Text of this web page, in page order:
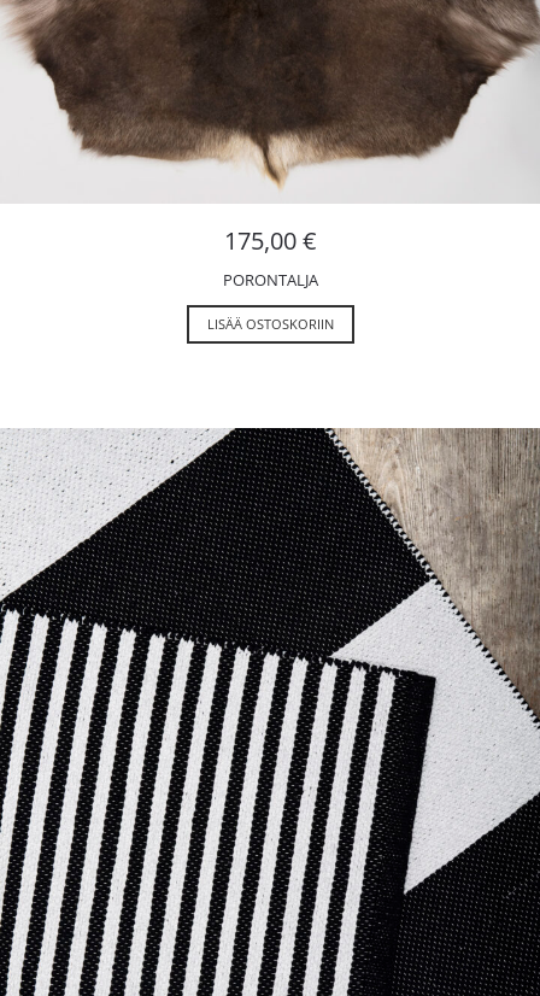
175,00€
PORONTALJA
LISÄÄ OSTOSKORIIN